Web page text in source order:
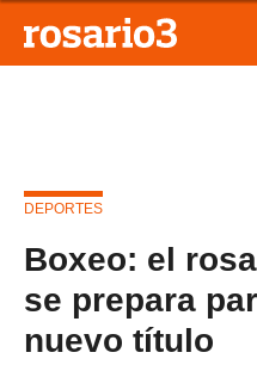
DEPORTES
Boxeo: el
se prepara
nuevo título